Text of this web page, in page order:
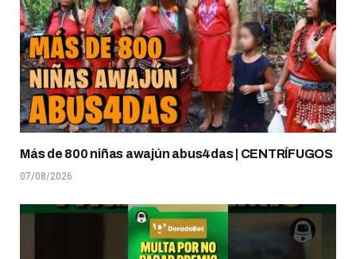
Más de 800 niñas awajún abus4das | CENTRÍFUGOS
07/08/2026